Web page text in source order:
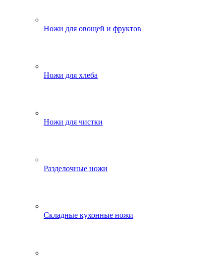
Ножи для овощей и фруктов
Ножи для хлеба
Ножи для чистки
Разделочные ножи
Складные кухонные ножи